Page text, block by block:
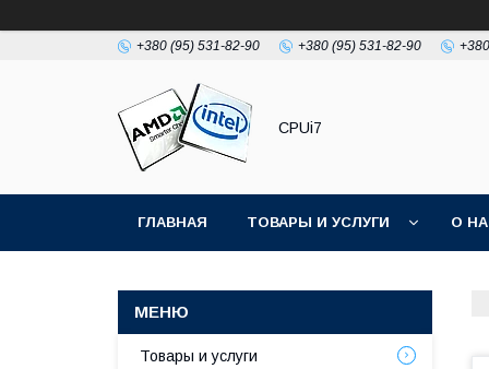
+380 (95) 531-82-90 +380 (95) 531-82-90
CPUi7
ГЛАВНАЯ ТОВАРЫ И УСЛУГИ О
Товары и услуги